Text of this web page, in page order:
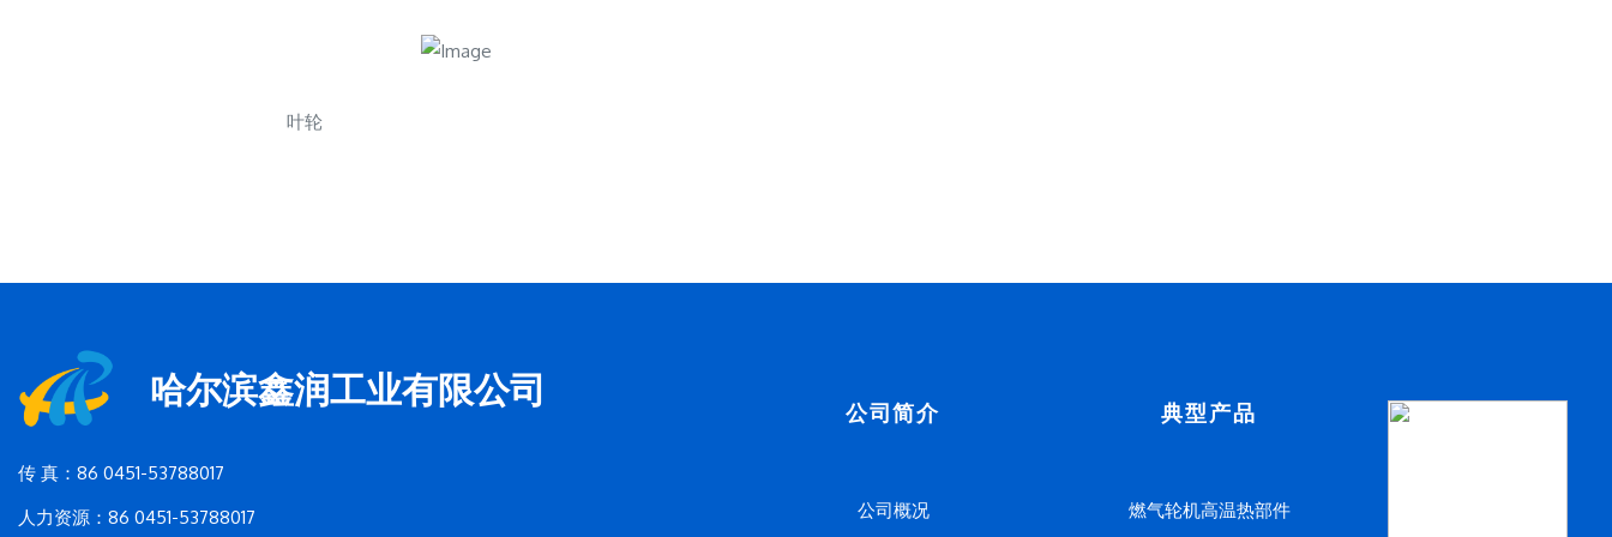
叶轮
哈尔滨鑫润工业有限公司
传 真：86 0451-53788017
人力资源：86 0451-53788017
公司简介
公司概况
典型产品
燃气轮机高温热部件